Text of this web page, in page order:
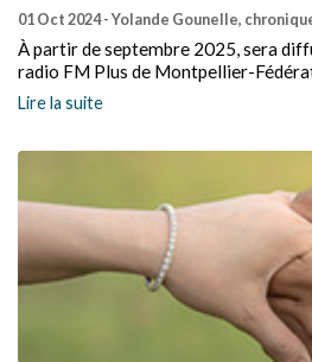
01 Oct 2024- Yolande Gounelle,
À partir de septembre 2025, sera
radio FM Plus de Montpellier-
France. Le titre : « Protestants, au
la FPF, l’animatrice de FM Plus reçoit
Lire la suite